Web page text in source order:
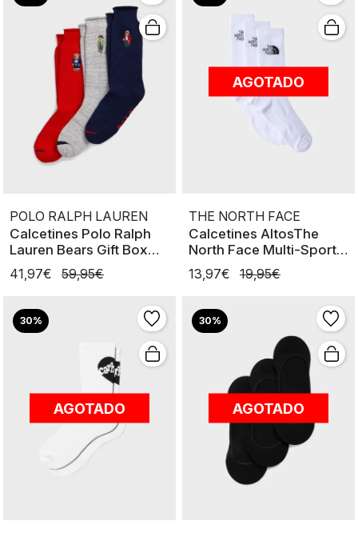
POLO RALPH LAUREN
Calcetines Polo Ralph
Lauren Bears Gift Box
R/G/M
41,97€ 59,95€
AGOTADO
THE NORTH FACE
Calcetines AltosThe
North Face Multi-Sport
Csh Wht
13,97€ 19,95€
30%
AGOTADO
30%
AGOTADO